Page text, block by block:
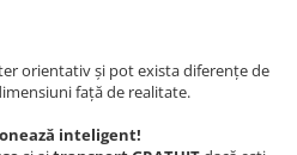
orientativ și pot exista diferențe de
față de realitate.
inteligent!